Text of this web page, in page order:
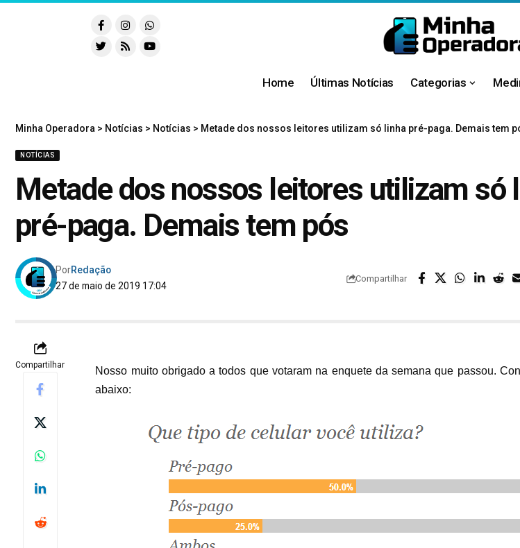
Home Últimas Notícias Categorias
Minha Operadora > Notícias > Notícias > Metade dos nossos leitores utilizam só linha pré-paga. Demais tem
NOTÍCIAS
Metade dos nossos leitores utilizam só
pré-paga. Demais tem pós
27 de maio de 2019 17:04
PorRedação
Compartilhar
Compartilhar
Nosso muito obrigado a todos que votaram na enquete da semana que passou.
abaixo: